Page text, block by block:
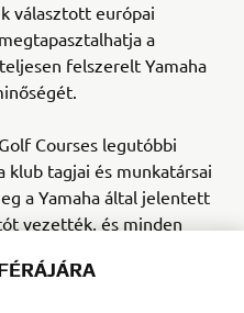
választott európai
a
felszerelt Yamaha
Courses legutóbbi
klub tagjai és munkatársai
a Yamaha által jelentett
vezették, és minden
a prémium